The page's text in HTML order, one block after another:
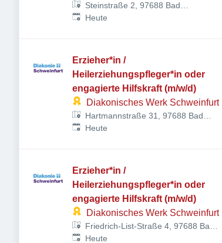
Steinstraße 2, 97688 Bad
Kissingen, Deutschland
Veröffentlicht
Heute
Erzieher*in /
Heilerziehungspfleger*in oder
engagierte Hilfskraft (m/w/d)
Diakonisches Werk Schweinfurt
Hartmannstraße 31, 97688 Bad
Kissingen-Winkels, Deutschland
Veröffentlicht
Heute
Erzieher*in /
Heilerziehungspfleger*in oder
engagierte Hilfskraft (m/w/d)
Diakonisches Werk Schweinfurt
Friedrich-List-Straße 4, 97688 Bad
Kissingen, Deutschland
Veröffentlicht
Heute